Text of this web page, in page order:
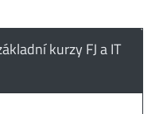
kurzy FJ a IT